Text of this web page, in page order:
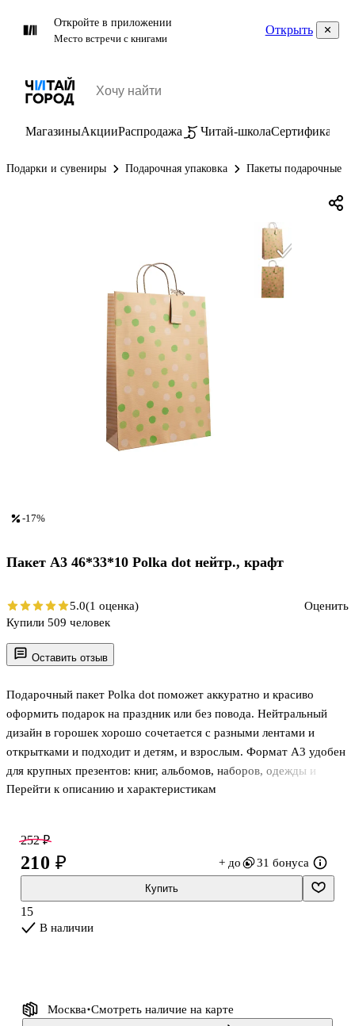
Откройте в приложении
Место встречи с книгами
Открыть
МагазиныАкцииРаспродажа Читай-школаСертификаты
Подарки и сувениры Подарочная упаковка Пакеты подарочные
Оставить отзыв
Подарочный пакет Polka dot поможет аккуратно и красиво
оформить подарок на праздник или без повода. Нейтральный
дизайн в горошек хорошо сочетается с разными лентами и
открытками и подходит и детям, и взрослым. Формат А3 удобен
для крупных презентов: книг, альбомов, наборов, одежды и
сувениров. Плотные ручки комфортно держать в руке —
Перейти к описанию и характеристикам
-17%
Пакет А3 46*33*10 Рolka dot нейтр., крафт
5.0(1 оценка)
Оценить
Купили 509 человек
252 ₽
210 ₽ + до 31 бонуса
Купить
15
В наличии
Москва Смотреть наличие на карте